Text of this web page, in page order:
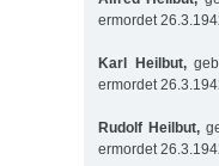
ermordet
Karl Heilbut,
ermordet
Rudolf Heilbut,
ermordet